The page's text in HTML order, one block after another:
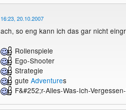
16:23, 20.10.2007
ach, so eng kann ich das gar nicht
Rollenspiele
Ego-Shooter
Strategie
gute Adventures
F&#252;r-Alles-Was-Ich-